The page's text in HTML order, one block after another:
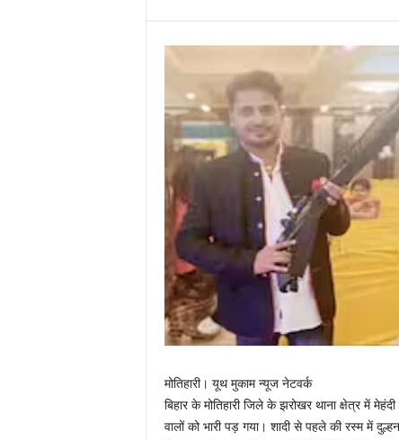
मोतिहारी। यूथ मुकाम न्यूज नेटवर्क
बिहार के मोतिहारी जिले के झरोखर थाना क्षेत्र में
वालों को भारी पड़ गया। शादी से पहले की रस्म में